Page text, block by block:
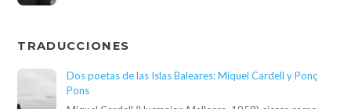
TRADUCCIONES
Dos poetas de las Islas Baleares: Miquel Cardell y Ponç
Pons